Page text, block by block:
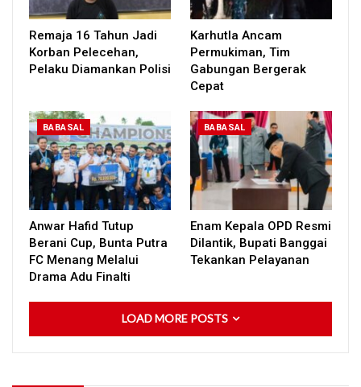
Remaja 16 Tahun Jadi
Korban Pelecehan,
Pelaku Diamankan Polisi
Karhutla Ancam
Permukiman, Tim
Gabungan Bergerak
Cepat
BABASAL
Anwar Hafid Tutup
Berani Cup, Bunta Putra
FC Menang Melalui
Drama Adu Finalti
BABASAL
Enam Kepala OPD Resmi
Dilantik, Bupati Banggai
Tekankan Pelayanan
LOAD MORE POSTS